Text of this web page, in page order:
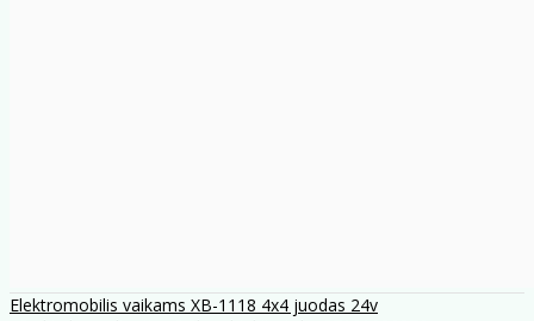
Elektromobilis vaikams XB-1118 4x4 juodas 24v